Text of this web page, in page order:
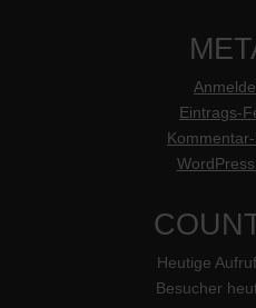
Eintrags-
Heutige
Besucher